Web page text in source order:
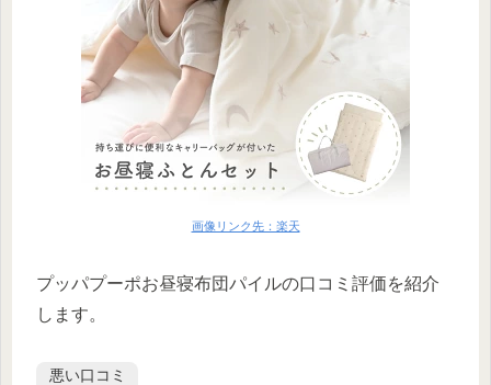
画像リンク先：楽天
プッパプーポお昼寝布団パイルの口コミ評価を紹介
します。
悪い口コミ